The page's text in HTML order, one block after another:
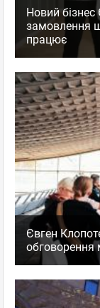
Новий
замовлення
працює
Євген
обговорення